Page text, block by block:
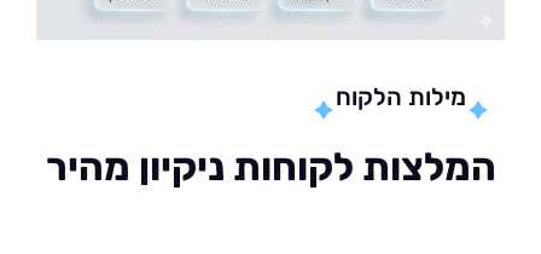
מילות הלקוח
לקוחות ניקיון מהיר